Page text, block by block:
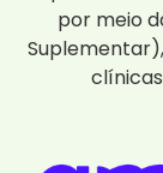
por meio